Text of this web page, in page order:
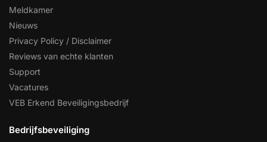
Meldkamer
Nieuws
Privacy Policy / Disclaimer
Reviews van echte klanten
Support
Vacatures
VEB Erkend Beveiligingsbedrijf
Bedrijfsbeveiliging